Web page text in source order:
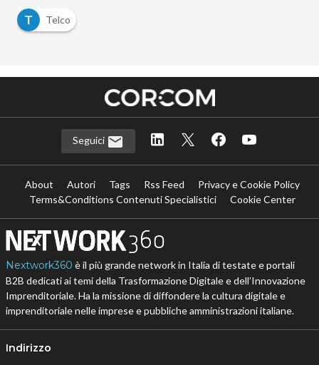
T
Telco
Seguici
About Autori Tags Rss Feed
Privacy e Cookie Policy
Terms&Conditions Contenuti Specialistici
Cookie Center
Nextwork360 è il più grande network in Italia di testate e portali
B2B dedicati ai temi della Trasformazione Digitale e dell’Innovazione
Imprenditoriale. Ha la missione di diffondere la cultura digitale e
imprenditoriale nelle imprese e pubbliche amministrazioni italiane.
Indirizzo